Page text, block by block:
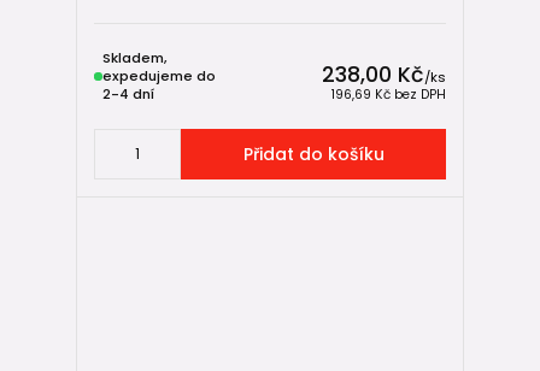
238,00 Kč/ks
196,69 Kč bez DPH
Skladem,
expedujeme do
2-4 dní
Přidat do košíku